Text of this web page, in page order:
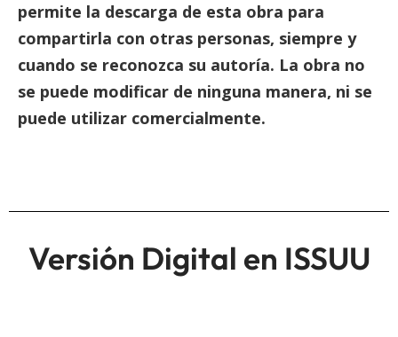
permite la descarga de esta obra para
compartirla con otras personas, siempre y
cuando se reconozca su autoría. La obra no
se puede modificar de ninguna manera, ni se
puede utilizar comercialmente.
Versión Digital en ISSUU